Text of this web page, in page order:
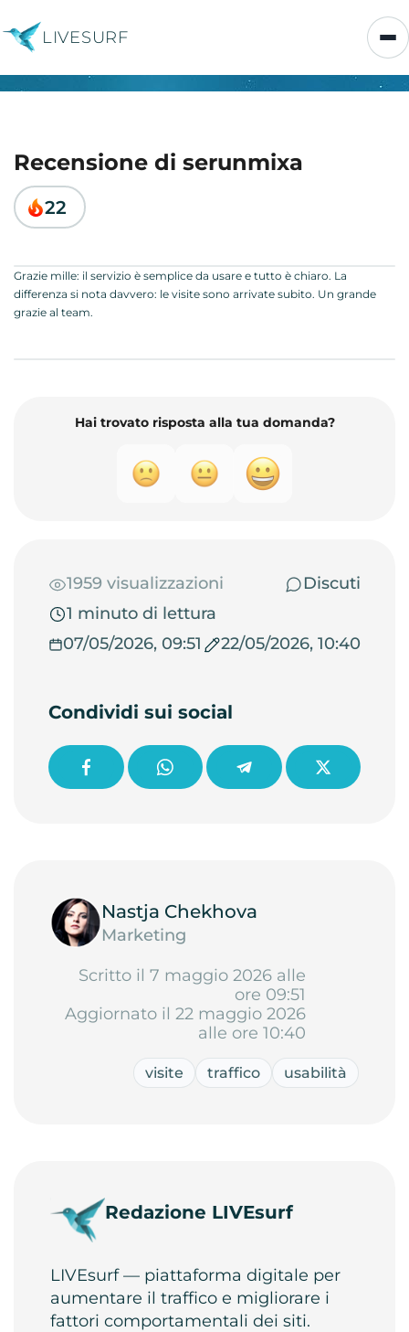
LIVESURF
Recensione di serunmixa
22
Grazie mille: il servizio è semplice da usare e tutto è chiaro. La
differenza si nota davvero: le visite sono arrivate subito. Un grande
grazie al team.
Hai trovato risposta alla tua domanda?
1959 visualizzazioni
Discuti
1 minuto di lettura
07/05/2026, 09:51
22/05/2026, 10:40
Condividi sui social
Nastja Chekhova
Marketing
Scritto il 7 maggio 2026 alle
ore 09:51
Aggiornato il 22 maggio 2026
alle ore 10:40
visite traffico usabilità
Redazione LIVEsurf
LIVEsurf — piattaforma digitale per
aumentare il traffico e migliorare i
fattori comportamentali dei siti.